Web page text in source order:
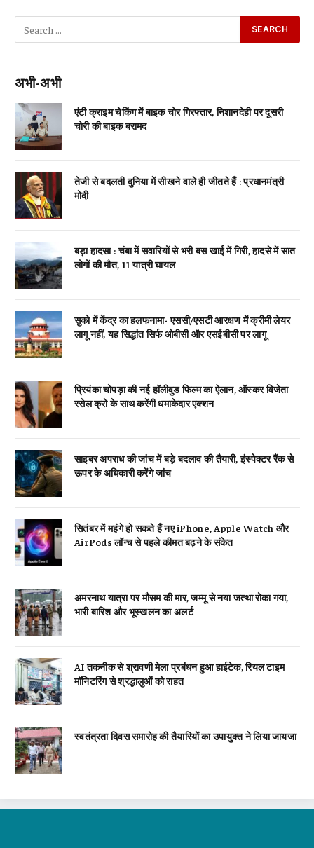
अभी-अभी
एंटी क्राइम चेकिंग में बाइक चोर गिरफ्तार, निशानदेही पर दूसरी
चोरी की बाइक बरामद
तेजी से बदलती दुनिया में सीखने वाले ही जीतते हैं : प्रधानमंत्री
मोदी
बड़ा हादसा : चंबा में सवारियों से भरी बस खाई में गिरी, हादसे में सात
लोगों की मौत, 11 यात्री घायल
सुको में केंद्र का हलफनामा- एससी/एसटी आरक्षण में क्रीमी लेयर
लागू नहीं, यह सिद्धांत सिर्फ ओबीसी और एसईबीसी पर लागू
प्रियंका चोपड़ा की नई हॉलीवुड फिल्म का ऐलान, ऑस्कर विजेता
रसेल क्रो के साथ करेंगी धमाकेदार एक्शन
साइबर अपराध की जांच में बड़े बदलाव की तैयारी, इंस्पेक्टर रैंक से
ऊपर के अधिकारी करेंगे जांच
सितंबर में महंगे हो सकते हैं नए iPhone, Apple Watch और
AirPods लॉन्च से पहले कीमत बढ़ने के संकेत
अमरनाथ यात्रा पर मौसम की मार, जम्मू से नया जत्था रोका गया,
भारी बारिश और भूस्खलन का अलर्ट
AI तकनीक से श्रावणी मेला प्रबंधन हुआ हाईटेक, रियल टाइम
मॉनिटरिंग से श्रद्धालुओं को राहत
स्वतंत्रता दिवस समारोह की तैयारियों का उपायुक्त ने लिया जायजा